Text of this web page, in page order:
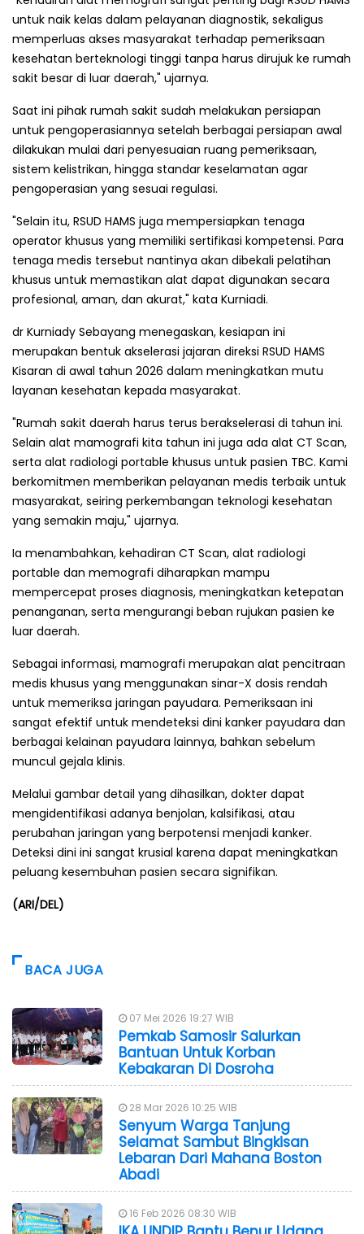
untuk naik kelas dalam pelayanan diagnostik, sekaligus
memperluas akses masyarakat terhadap pemeriksaan
kesehatan berteknologi tinggi tanpa harus dirujuk ke rumah
sakit besar di luar daerah," ujarnya.
Saat ini pihak rumah sakit sudah melakukan persiapan
untuk pengoperasiannya setelah berbagai persiapan awal
dilakukan mulai dari penyesuaian ruang pemeriksaan,
sistem kelistrikan, hingga standar keselamatan agar
pengoperasian yang sesuai regulasi.
"Selain itu, RSUD HAMS juga mempersiapkan tenaga
operator khusus yang memiliki sertifikasi kompetensi. Para
tenaga medis tersebut nantinya akan dibekali pelatihan
khusus untuk memastikan alat dapat digunakan secara
profesional, aman, dan akurat," kata Kurniadi.
dr Kurniady Sebayang menegaskan, kesiapan ini
merupakan bentuk akselerasi jajaran direksi RSUD HAMS
Kisaran di awal tahun 2026 dalam meningkatkan mutu
layanan kesehatan kepada masyarakat.
"Rumah sakit daerah harus terus berakselerasi di tahun ini.
Selain alat mamografi kita tahun ini juga ada alat CT Scan,
serta alat radiologi portable khusus untuk pasien TBC. Kami
berkomitmen memberikan pelayanan medis terbaik untuk
masyarakat, seiring perkembangan teknologi kesehatan
yang semakin maju," ujarnya.
Ia menambahkan, kehadiran CT Scan, alat radiologi
portable dan memografi diharapkan mampu
mempercepat proses diagnosis, meningkatkan ketepatan
penanganan, serta mengurangi beban rujukan pasien ke
luar daerah.
Sebagai informasi, mamografi merupakan alat pencitraan
medis khusus yang menggunakan sinar-X dosis rendah
untuk memeriksa jaringan payudara. Pemeriksaan ini
sangat efektif untuk mendeteksi dini kanker payudara dan
berbagai kelainan payudara lainnya, bahkan sebelum
muncul gejala klinis.
Melalui gambar detail yang dihasilkan, dokter dapat
mengidentifikasi adanya benjolan, kalsifikasi, atau
perubahan jaringan yang berpotensi menjadi kanker.
Deteksi dini ini sangat krusial karena dapat meningkatkan
peluang kesembuhan pasien secara signifikan.
(ARI/DEL)
BACA JUGA
07 Mei 2026 19:27 WIB
Pemkab Samosir Salurkan
Bantuan Untuk Korban
Kebakaran Di Dosroha
28 Mar 2026 10:25 WIB
Senyum Warga Tanjung
Selamat Sambut Bingkisan
Lebaran Dari Mahana Boston
Abadi
16 Feb 2026 08:30 WIB